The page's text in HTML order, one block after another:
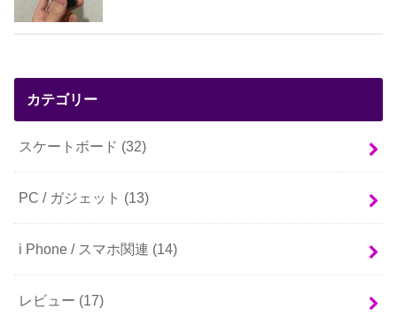
カテゴリー
スケートボード (32)
PC / ガジェット (13)
i Phone / スマホ関連 (14)
レビュー (17)